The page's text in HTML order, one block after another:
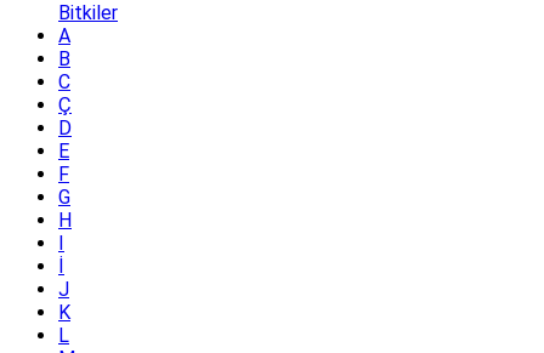
Bitkiler
A
B
C
Ç
D
E
F
G
H
I
İ
J
K
L